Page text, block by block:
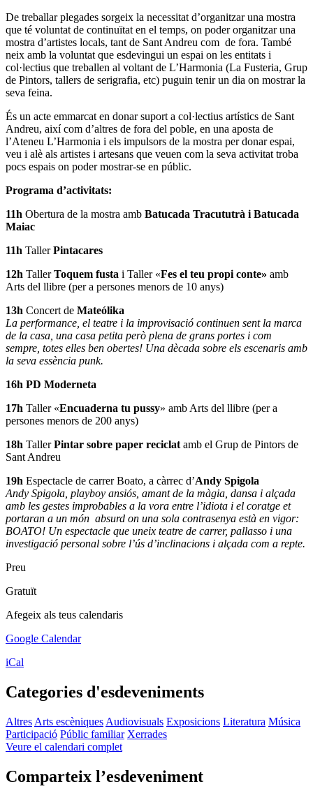
De treballar plegades sorgeix la necessitat d’organitzar una mostra
que té voluntat de continuïtat en el temps, on poder organitzar una
mostra d’artistes locals, tant de Sant Andreu com de fora. També
neix amb la voluntat que esdevingui un espai on les entitats i
col·lectius que treballen al voltant de L’Harmonia (La Fusteria, Grup
de Pintors, tallers de serigrafia, etc) puguin tenir un dia on mostrar la
seva feina.
És un acte emmarcat en donar suport a col·lectius artístics de Sant
Andreu, així com d’altres de fora del poble, en una aposta de
l’Ateneu L’Harmonia i els impulsors de la mostra per donar espai,
veu i alè als artistes i artesans que veuen com la seva activitat troba
pocs espais on poder mostrar-se en públic.
Programa d’activitats:
11h Obertura de la mostra amb Batucada Tracututrà i Batucada
Maiac
11h TallerPintacares
12h TallerToquem fusta i Taller «Fes el teu propi conte» amb
Arts del llibre (per a persones menors de 10 anys)
13h Concert de Mateólika
La performance , el teatre i la improvisació continuen sent la marca
de la casa, una casa petita però plena de grans portes i com
sempre, totes elles ben obertes! Una dècada sobre els escenaris amb
la seva essència punk.
16h PD Moderneta
17h Taller «Encuaderna tu pussy» amb Arts del llibre (per a
persones menors de 200 anys)
18h TallerPintar sobre paper reciclat amb el Grup de Pintors de
Sant Andreu
19h Espectacle de carrer Boato, a càrrec d’Andy Spigola
Andy Spigola, playboy ansiós, amant de la màgia, dansa i alçada
amb les gestes improbables a la vora entre l’idiota i el coratge et
portaran a un món absurd on una sola contrasenya està en vigor:
BOATO! Un espectacle que uneix teatre de carrer, pallasso i una
investigació personal sobre l’ús d’inclinacions i alçada com a repte.
Preu
Gratuït
Afegeix als teus calendaris
Google Calendar
iCal
Categories d'esdeveniments
Altres Arts escèniques Audiovisuals Exposicions Literatura Música
Participació Públic familiar Xerrades
Veure el calendari complet
Comparteix l’esdeveniment